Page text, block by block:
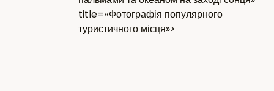
title=«Фотографія популярного
туристичного місця»>